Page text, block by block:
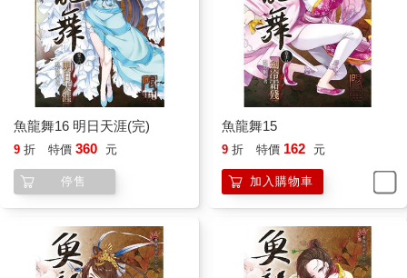
魚龍舞16 明日天涯(完)
9 折 特價 360 元
停售
魚龍舞15
9 折 特價 162 元
加入購物車